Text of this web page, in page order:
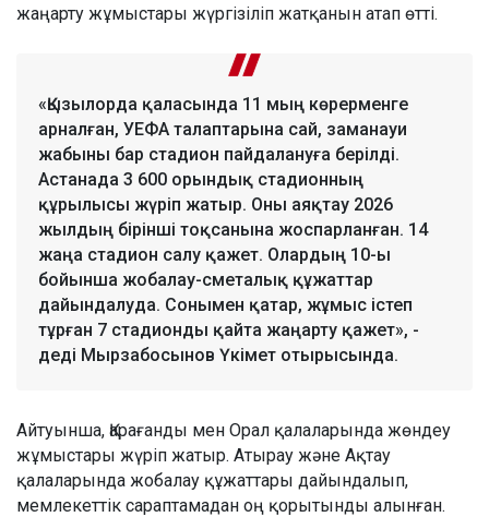
жаңарту жұмыстары жүргізіліп жатқанын атап өтті.
«Қызылорда қаласында 11 мың көрерменге
арналған, УЕФА талаптарына сай, заманауи
жабыны бар стадион пайдалануға берілді.
Астанада 3 600 орындық стадионның
құрылысы жүріп жатыр. Оны аяқтау 2026
жылдың бірінші тоқсанына жоспарланған. 14
жаңа стадион салу қажет. Олардың 10-ы
бойынша жобалау-сметалық құжаттар
дайындалуда. Сонымен қатар, жұмыс істеп
тұрған 7 стадионды қайта жаңарту қажет», -
деді Мырзабосынов Үкімет отырысында.
Айтуынша, Қарағанды мен Орал қалаларында жөндеу
жұмыстары жүріп жатыр. Атырау және Ақтау
қалаларында жобалау құжаттары дайындалып,
мемлекеттік сараптамадан оң қорытынды алынған.